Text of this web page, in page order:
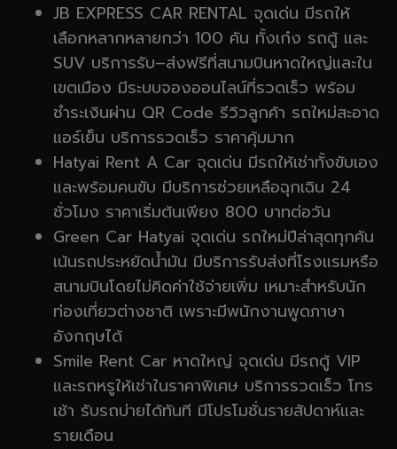
JB EXPRESS CAR RENTAL จุดเด่น มีรถให้
เลือกหลากหลายกว่า 100 คัน ทั้งเก๋ง รถตู้ และ
SUV บริการรับ–ส่งฟรีที่สนามบินหาดใหญ่และใน
เขตเมือง มีระบบจองออนไลน์ที่รวดเร็ว พร้อม
ชำระเงินผ่าน QR Code รีวิวลูกค้า รถใหม่สะอาด
แอร์เย็น บริการรวดเร็ว ราคาคุ้มมาก
Hatyai Rent A Car จุดเด่น มีรถให้เช่าทั้งขับเอง
และพร้อมคนขับ มีบริการช่วยเหลือฉุกเฉิน 24
ชั่วโมง ราคาเริ่มต้นเพียง 800 บาทต่อวัน
Green Car Hatyai จุดเด่น รถใหม่ปีล่าสุดทุกคัน
เน้นรถประหยัดน้ำมัน มีบริการรับส่งที่โรงแรมหรือ
สนามบินโดยไม่คิดค่าใช้จ่ายเพิ่ม เหมาะสำหรับนัก
ท่องเที่ยวต่างชาติ เพราะมีพนักงานพูดภาษา
อังกฤษได้
Smile Rent Car หาดใหญ่ จุดเด่น มีรถตู้ VIP
และรถหรูให้เช่าในราคาพิเศษ บริการรวดเร็ว โทร
เช้า รับรถบ่ายได้ทันที มีโปรโมชั่นรายสัปดาห์และ
รายเดือน